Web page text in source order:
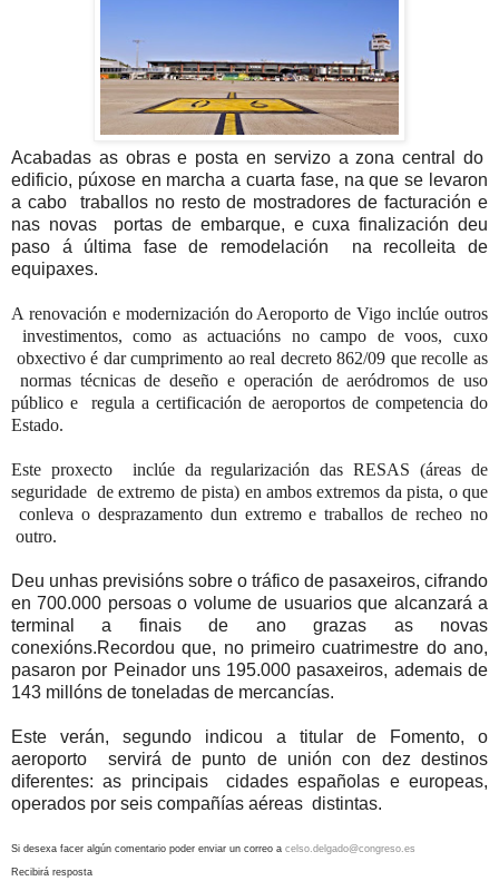
Acabadas as obras e posta en servizo a zona central do
edificio, púxose en marcha a cuarta fase, na que se levaron
a cabo traballos no resto de mostradores de facturación e
nas novas portas de embarque, e cuxa finalización deu
paso á última fase de remodelación na recolleita de
equipaxes.
A renovación e modernización do Aeroporto de Vigo inclúe outros
investimentos, como as actuacións no campo de voos, cuxo
obxectivo é dar cumprimento ao real decreto 862/09 que recolle as
normas técnicas de deseño e operación de aeródromos de uso
público e regula a certificación de aeroportos de competencia do
Estado.
Este proxecto inclúe da regularización das RESAS (áreas de
seguridade de extremo de pista) en ambos extremos da pista, o que
conleva o desprazamento dun extremo e traballos de recheo no
outro.
Deu unhas previsións sobre o tráfico de pasaxeiros, cifrando
en 700.000 persoas o volume de usuarios que alcanzará a
terminal a finais de ano grazas as novas
conexións.Recordou que, no primeiro cuatrimestre do ano,
pasaron por Peinador uns 195.000 pasaxeiros, ademais de
143 millóns de toneladas de mercancías.
Este verán, segundo indicou a titular de Fomento, o
aeroporto servirá de punto de unión con dez destinos
diferentes: as principaiscidades españolas e europeas,
operados por seis compañías aéreas distintas.
Si desexa facer algún comentario poder enviar un correo a celso.delgado@congreso.es
Recibirá resposta